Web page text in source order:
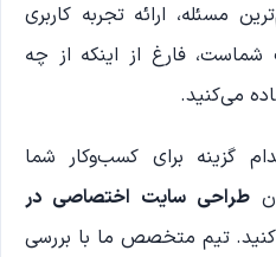
مسئله، ارائه تجربه کاربری
شماست، فارغ از اینکه از چه
می‌کنید.
گزینه برای کسب‌وکار شما
طراحی سایت اختصاصی در
تیم متخصص ما با بررسی